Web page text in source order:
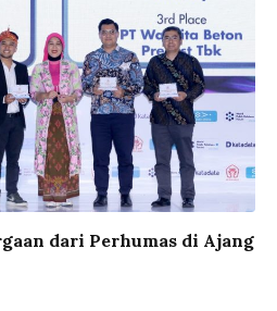
dari Perhumas di Ajang